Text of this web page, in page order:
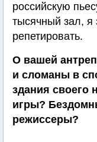
российскую
тысячный зал, я
репетировать.
О вашей
и сломаны в
здания своего
игры?
режиссеры?